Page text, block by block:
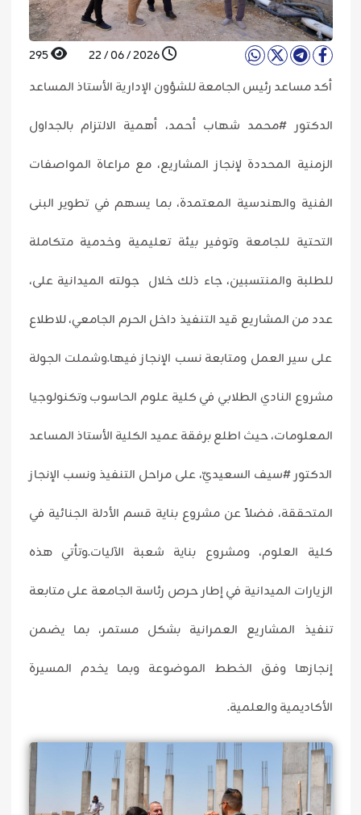
2026 / 06 / 22
295
أكد مساعد رئيس الجامعة للشؤون الإدارية الأستاذ المساعد
الدكتور #محمد شهاب أحمد، أهمية الالتزام بالجداول
الزمنية المحددة لإنجاز المشاريع، مع مراعاة المواصفات
الفنية والهندسية المعتمدة، بما يسهم في تطوير البنى
التحتية للجامعة وتوفير بيئة تعليمية وخدمية متكاملة
للطلبة والمنتسبين، جاء ذلك خلال جولته الميدانية على،
عدد من المشاريع قيد التنفيذ داخل الحرم الجامعي، للاطلاع
على سير العمل ومتابعة نسب الإنجاز فيها.وشملت الجولة
مشروع النادي الطلابي في كلية علوم الحاسوب وتكنولوجيا
المعلومات، حيث اطلع برفقة عميد الكلية الأستاذ المساعد
الدكتور #سيف السعيديّ، على مراحل التنفيذ ونسب الإنجاز
المتحققة، فضلاً عن مشروع بناية قسم الأدلة الجنائية في
كلية العلوم، ومشروع بناية شعبة الآليات.وتأتي هذه
الزيارات الميدانية في إطار حرص رئاسة الجامعة على متابعة
تنفيذ المشاريع العمرانية بشكل مستمر، بما يضمن
إنجازها وفق الخطط الموضوعة وبما يخدم المسيرة
الأكاديمية والعلمية.